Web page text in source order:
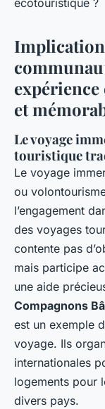
écotouristique ?
expérience
et
Le voyage
touristique
Le voyage
ou
l’engagement
des voyages
contente pas
mais participe
une aide
Compagnons
est un exemple
voyage. Ils
internationales
logements pour
divers pays.